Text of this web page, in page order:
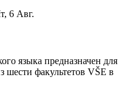
6 Авг.
языка предназначен для
факультетов VŠE в